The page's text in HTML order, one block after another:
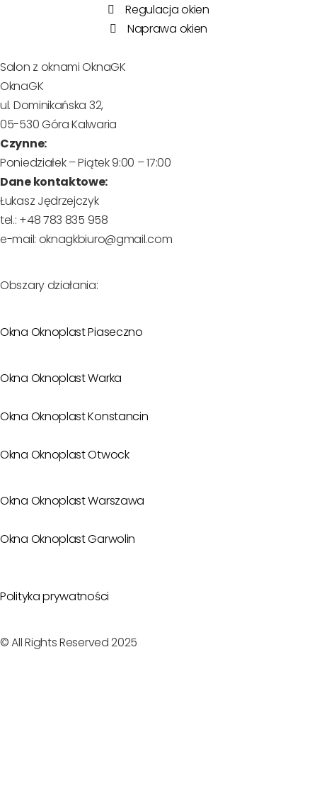
Regulacja okien
Naprawa okien
Salon z oknami OknaGK
OknaGK
ul. Dominikańska 32,
05-530 Góra Kalwaria
Czynne:
Poniedziałek – Piątek 9:00 – 17:00
Dane kontaktowe:
Łukasz Jędrzejczyk
tel.: +48 783 835 958
e-mail: oknagkbiuro@gmail.com
Obszary działania:
Okna Oknoplast Piaseczno
Okna Oknoplast Warka
Okna Oknoplast Konstancin
Okna Oknoplast Otwock
Okna Oknoplast Warszawa
Okna Oknoplast Garwolin
Polityka prywatności
© All Rights Reserved 2025